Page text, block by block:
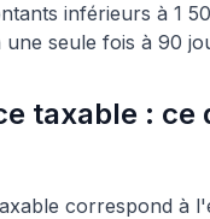
inférieurs à 1
une seule fois à 90
taxable : ce
correspond à